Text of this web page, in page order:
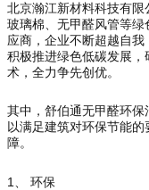
北京瀚江新材料科技有
玻璃棉、无甲醛风管等
应商，企业不断超越自我
积极推进绿色低碳发展
术，全力争先创优。
其中，舒伯通无甲醛环
以满足建筑对环保节能
障。
1、 环保